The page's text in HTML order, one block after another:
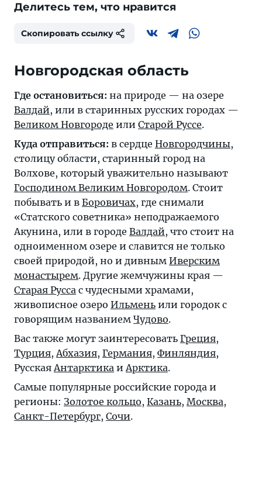
Делитесь тем, что нравится
Скопировать ссылку
Новгородская область
Где остановиться: на природе — на озере
Валдай, или в старинных русских городах —
Великом Новгороде или Старой Руссе.
Куда отправиться: в сердце Новгородчины,
столицу области, старинный город на
Волхове, который уважительно называют
Господином Великим Новгородом. Стоит
побывать и в Боровичах, где снимали
«Статского советника» неподражаемого
Акунина, или в городе Валдай, что стоит на
одноименном озере и славится не только
своей природой, но и дивным Иверским
монастырем. Другие жемчужины края —
Старая Русса с чудесными храмами,
живописное озеро Ильмень или городок с
говорящим названием Чудово.
Вас также могут заинтересовать Греция,
Турция,Абхазия, Германия, Финляндия,
РусскаяАнтарктика иАрктика.
Самые популярные российские города и
регионы: Золотое кольцо, Казань, Москва,
Санкт-Петербург, Сочи.